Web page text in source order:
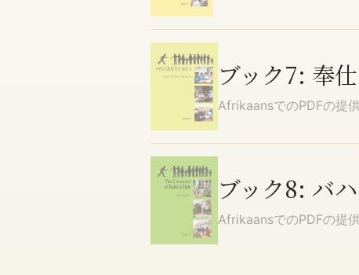
ブック7: 奉
AfrikaansでのPDFの提
ブック8: バ
AfrikaansでのPDFの提